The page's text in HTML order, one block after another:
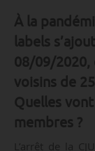
À la
labels
08/09/2020,
voisins de
Quelles
membres ?
L’arrêt de la